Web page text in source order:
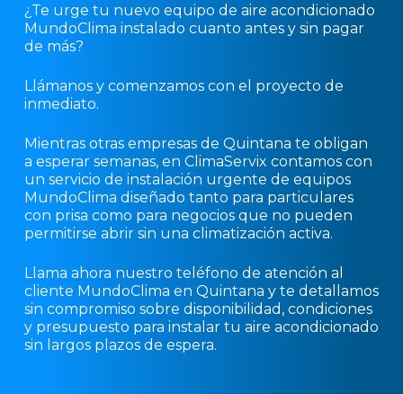
¿Te urge tu nuevo equipo de aire acondicionado
MundoClima instalado cuanto antes y sin pagar
de más?
Llámanos y comenzamos con el proyecto de
inmediato.
Mientras otras empresas de Quintana te obligan
a esperar semanas, en ClimaServix contamos con
un servicio de instalación urgente de equipos
MundoClima diseñado tanto para particulares
con prisa como para negocios que no pueden
permitirse abrir sin una climatización activa.
Llama ahora nuestro teléfono de atención al
cliente MundoClima en Quintana y te detallamos
sin compromiso sobre disponibilidad, condiciones
y presupuesto para instalar tu aire acondicionado
sin largos plazos de espera.